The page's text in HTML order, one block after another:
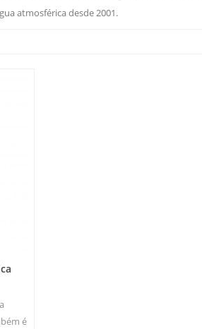
atmosférica desde 2001.
é